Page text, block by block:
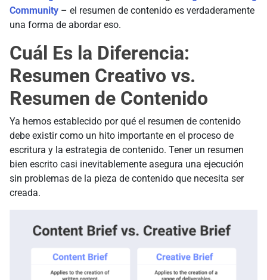
Community – el resumen de contenido es verdaderamente
una forma de abordar eso.
Cuál Es la Diferencia:
Resumen Creativo vs.
Resumen de Contenido
Ya hemos establecido por qué el resumen de contenido
debe existir como un hito importante en el proceso de
escritura y la estrategia de contenido. Tener un resumen
bien escrito casi inevitablemente asegura una ejecución
sin problemas de la pieza de contenido que necesita ser
creada.